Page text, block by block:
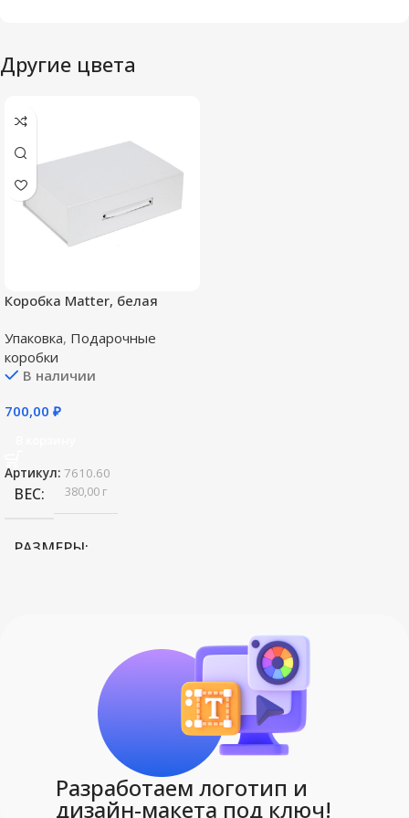
Другие цвета
Коробка Matter, белая
Упаковка, Подарочные
коробки
В наличии
700,00 ₽
Артикул: 7610.60
ВЕС 380,00 г
РАЗМЕРЫ
внутренний размер: 25
СОСТАВРазработаем логотип и
дизайн-макета под ключ!